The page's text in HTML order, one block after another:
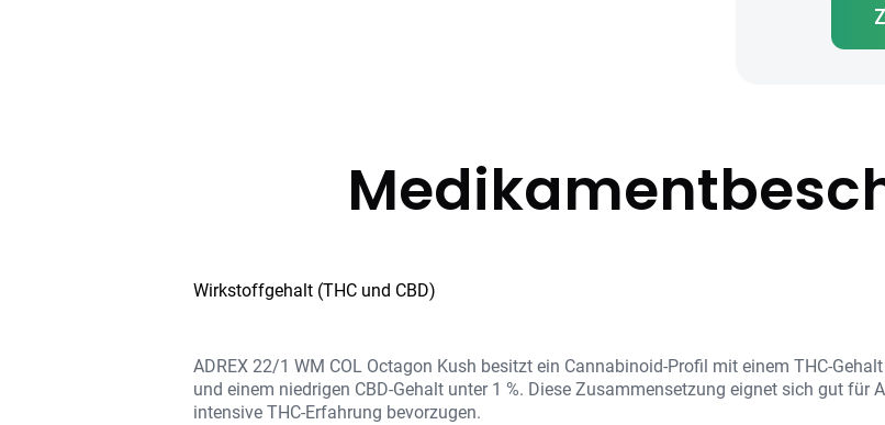
Wirkstoffgehalt (THC und CBD)
ADREX 22/1 WM COL Octagon Kush besitzt ein Cannabinoid-Profil mit einem THC-
und einem niedrigen CBD-Gehalt unter 1 %. Diese Zusammensetzung eignet sich gut für
intensive THC-Erfahrung bevorzugen.